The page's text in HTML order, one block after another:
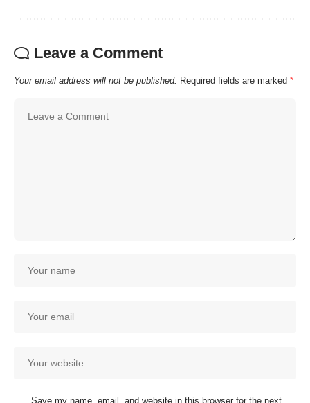
Leave a Comment
Your email address will not be published. Required fields are marked *
Save my name, email, and website in this browser for the next